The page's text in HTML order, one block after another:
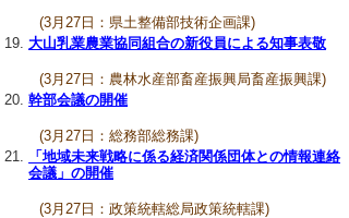
(3月27日：県土整備部技術企画課)
大山乳業農業協同組合の新役員による知事表敬
(3月27日：農林水産部畜産振興局畜産振興課)
幹部会議の開催
(3月27日：総務部総務課)
「地域未来戦略に係る経済関係団体との情報連絡
会議」の開催
(3月27日：政策統轄総局政策統轄課)